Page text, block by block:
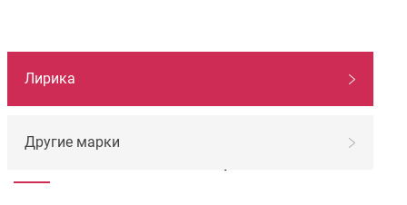
Лирика
Другие марки